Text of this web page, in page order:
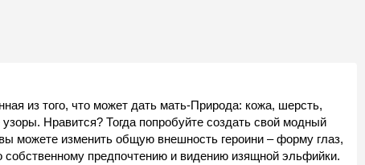
из того, что может дать мать-Природа: кожа, шерсть,
Нравится? Тогда попробуйте создать свой модный
можете изменить общую внешность героини – форму глаз,
собственному предпочтению и видению изящной эльфийки.